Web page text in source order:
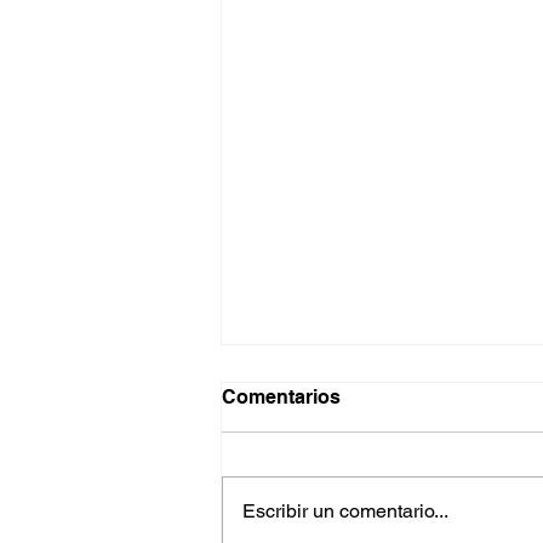
Comentarios
Escribir un comentario...